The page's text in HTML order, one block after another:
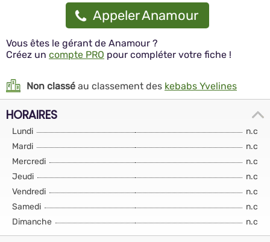
Appeler Anamour
Vous êtes le gérant de Anamour ?
Créez un compte PRO pour compléter votre fiche !
Non classé au classement des kebabs Yvelines
HORAIRES
Lundi
n.c
Mardi
n.c
Mercredi
n.c
Jeudi
n.c
Vendredi
n.c
Samedi
n.c
Dimanche
n.c